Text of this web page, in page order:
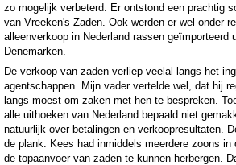
zo mogelijk verbeterd. Er ontstond een prachtig
van Vreeken's Zaden. Ook werden er wel onder
alleenverkoop in Nederland rassen geïmporteerd
Denemarken.
De verkoop van zaden verliep veelal langs het
agentschappen. Mijn vader vertelde wel, dat hij
langs moest om zaken met hen te bespreken.
alle uithoeken van Nederland bepaald niet
natuurlijk over betalingen en verkoopresultaten.
de plank. Kees had inmiddels meerdere zoons
de topaanvoer van zaden te kunnen herbergen.